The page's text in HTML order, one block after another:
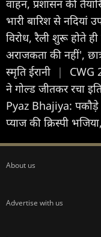
वाहन, प्रशासन की
भारी बारिश से नदियां
विरोध, रैली शुरू होते
अराजकता की नहीं',
स्मृति ईरानी
|
CWG
ने गोल्ड जीतकर रचा
Pyaz Bhajiya: पकौड़े
प्याज की क्रिस्पी
About us
Advertise with us